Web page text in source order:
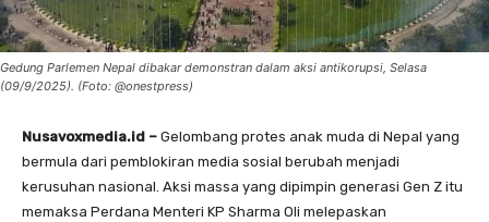
Gedung Parlemen Nepal dibakar demonstran dalam aksi antikorupsi, Selasa
(09/9/2025). (Foto: @onestpress)
Nusavoxmedia.id – Gelombang protes anak muda di Nepal yang
bermula dari pemblokiran media sosial berubah menjadi
kerusuhan nasional. Aksi massa yang dipimpin generasi Gen Z itu
memaksa Perdana Menteri KP Sharma Oli melepaskan